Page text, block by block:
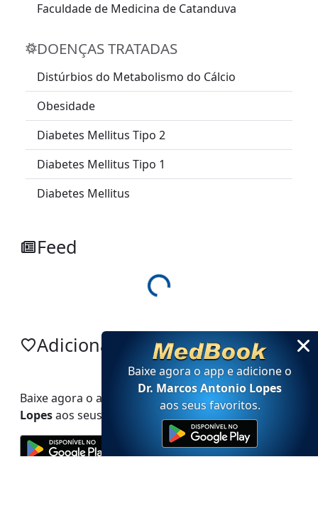
Faculdade de Medicina de Catanduva
DOENÇAS TRATADAS
Distúrbios do Metabolismo do Cálcio
Obesidade
Diabetes Mellitus Tipo 2
Diabetes Mellitus Tipo 1
Diabetes Mellitus
Feed
Loading...
Adicionar no app
Baixe agora o app e adicione oDr. Marcos Antonio
Lopesaos seus favoritos.
Baixe agora o app e adicioneo
Dr. Marcos Antonio Lopes
aos seus favoritos.